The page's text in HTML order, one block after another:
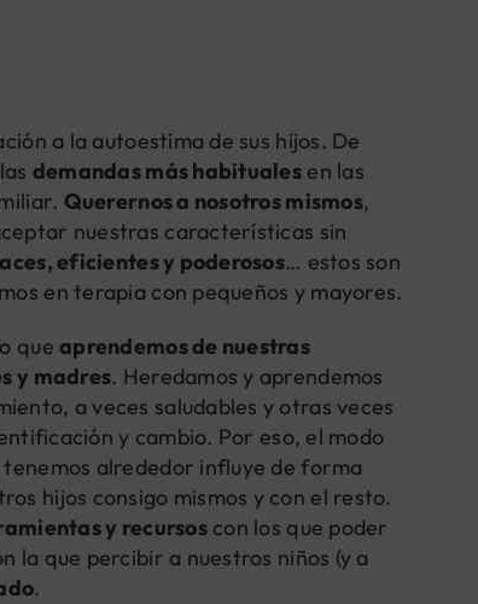
a la autoestima de sus hijos. De
demandas más habituales en las
Querernos a nosotros mismos,
nuestras características sin
eficientes y poderosos… estos son
en terapia con pequeños y mayores.
queaprendemos de nuestras
y madres. Heredamos y aprendemos
a veces saludables y otras veces
y cambio. Por eso, el modo
alrededor influye de forma
hijos consigo mismos y con el resto.
y recursoscon los que poder
la que percibir a nuestros niños (y a
.